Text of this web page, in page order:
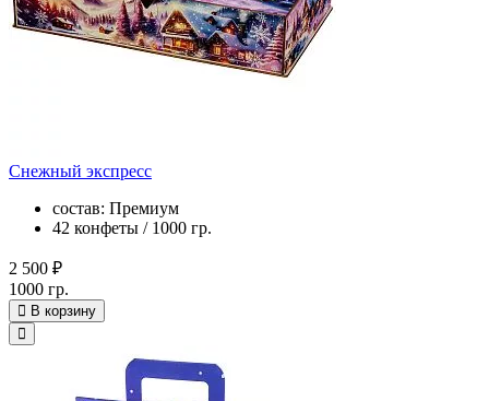
Снежный экспресс
состав: Премиум
42 конфеты / 1000 гр.
2 500 ₽
1000 гр.
В корзину